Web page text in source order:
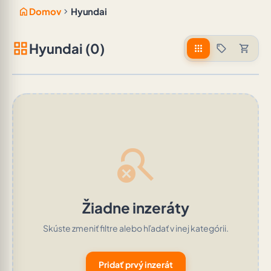
home Domov chevron_right Hyundai
grid_viewHyundai (0) apps sell shopping_cart
search_off
Žiadne inzeráty
Skúste zmeniť filtre alebo hľadať v inej kategórii.
Pridať prvý inzerát